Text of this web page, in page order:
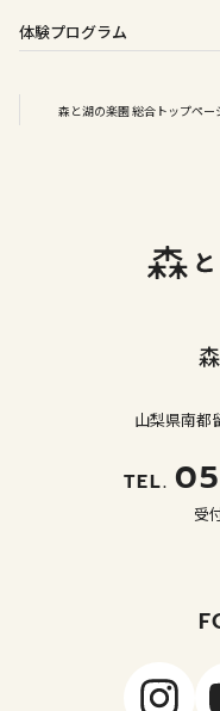
体験プログラム
森と湖の楽園 総合トップペー
山梨県南都
TEL.
受